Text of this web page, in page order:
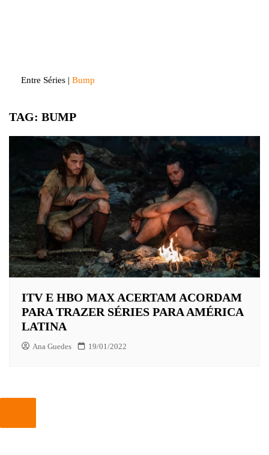
Entre Séries | Bump
TAG: BUMP
ITV E HBO MAX ACERTAM ACORDAM
PARA TRAZER SÉRIES PARA AMÉRICA
LATINA
Ana Guedes 19/01/2022